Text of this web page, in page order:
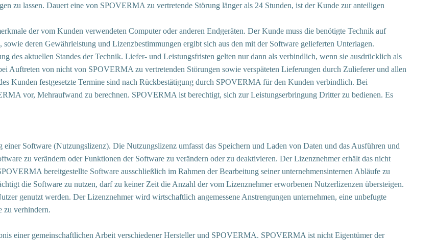
zu lassen. Dauert eine von SPOVERMA zu vertretende Störung länger als 24 Stunden, ist der Kunde zur anteiligen
der vom Kunden verwendeten Computer oder anderen Endgeräten. Der Kunde muss die benötigte Technik auf
deren Gewährleistung und Lizenzbestimmungen ergibt sich aus den mit der Software gelieferten Unterlagen.
des aktuellen Standes der Technik. Liefer- und Leistungsfristen gelten nur dann als verbindlich, wenn sie ausdrücklich als
Auftreten von nicht von SPOVERMA zu vertretenden Störungen sowie verspäteten Lieferungen durch Zulieferer und allen
Kunden festgesetzte Termine sind nach Rückbestätigung durch SPOVERMA für den Kunden verbindlich. Bei
vor, Mehraufwand zu berechnen. SPOVERMA ist berechtigt, sich zur Leistungserbringung Dritter zu bedienen. Es
Software (Nutzungslizenz). Die Nutzungslizenz umfasst das Speichern und Laden von Daten und das Ausführen und
zu verändern oder Funktionen der Software zu verändern oder zu deaktivieren. Der Lizenznehmer erhält das nicht
bereitgestellte Software ausschließlich im Rahmen der Bearbeitung seiner unternehmensinternen Abläufe zu
die Software zu nutzen, darf zu keiner Zeit die Anzahl der vom Lizenznehmer erworbenen Nutzerlizenzen übersteigen.
genutzt werden. Der Lizenznehmer wird wirtschaftlich angemessene Anstrengungen unternehmen, eine unbefugte
zu verhindern.
einer gemeinschaftlichen Arbeit verschiedener Hersteller und SPOVERMA. SPOVERMA ist nicht Eigentümer der